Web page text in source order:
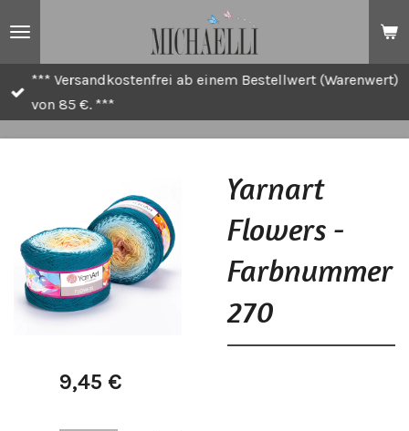
*** Versandkostenfrei ab einem Bestellwert (Warenwert)
von 85 €. ***
Yarnart
Flowers -
Farbnummer
270
9,45 €